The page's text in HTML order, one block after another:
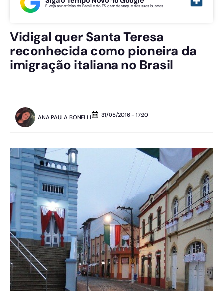
E veja as notícias do Brasil e do ES com destaque nas suas buscas
Vidigal quer Santa Teresa
reconhecida como pioneira da
imigração italiana no Brasil
ANA PAULA BONELLI 31/05/2016 - 17:20